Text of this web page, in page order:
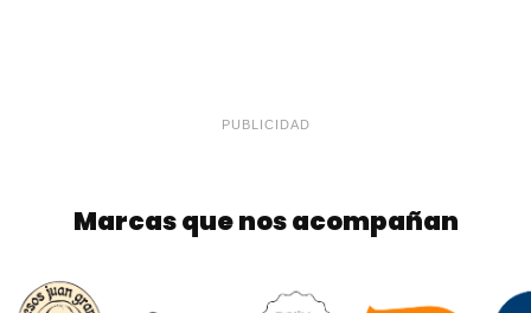
PUBLICIDAD
Marcas que nos acompañan